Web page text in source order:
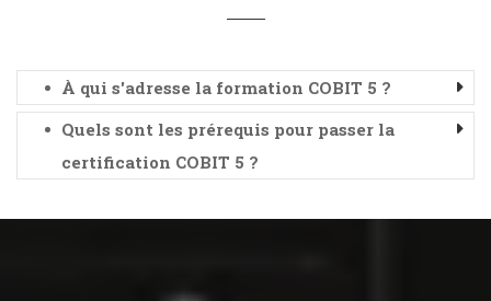
À qui s'adresse la formation COBIT 5 ?
Quels sont les prérequis pour passer la
certification COBIT 5 ?